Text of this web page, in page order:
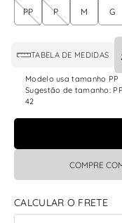
PP P M G
TABELA DE MEDIDAS
Modelo usa tamanho PP
Sugestão de tamanho:
42
COMPRE